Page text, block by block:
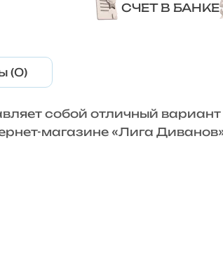
СЧЕТ В БАНКЕ
(0)
собой отличный
магазине «Лига